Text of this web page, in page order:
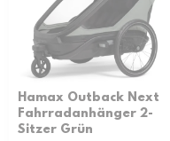
Hamax Outback Next
Fahrradanhänger 2-
Sitzer Grün